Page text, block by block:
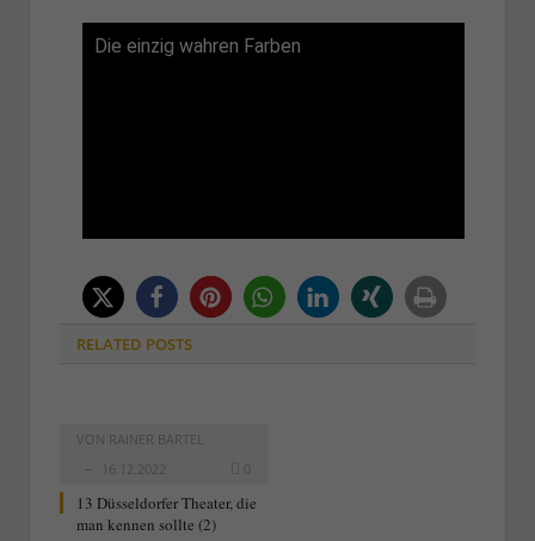
Die einzig wahren Farben
RELATED POSTS
VON RAINER BARTEL
16.12.2022
0
13 Düsseldorfer Theater, die
man kennen sollte (2)